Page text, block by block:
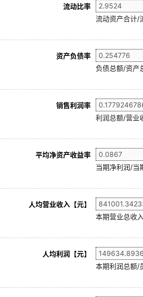
流动比率
流动资产合计/
资产负债率
负债总额/资产
销售利润率
利润总额/营业
平均净资产收益率
当期净利润/当
人均营业收入【元】
本期营业总收
人均利润【元】
本期利润总额/